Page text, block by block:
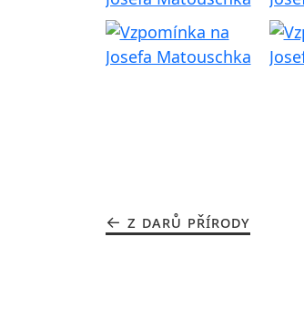
Z DARŮ PŘÍRODY